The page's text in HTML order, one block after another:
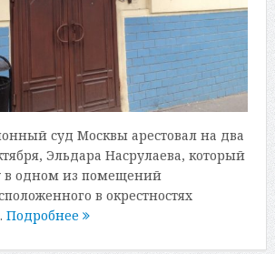
суд Москвы арестовал на два
Эльдара Насрулаева, который
в одном из помещений
в окрестностях
Подробнее